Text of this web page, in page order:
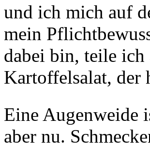
und ich mich auf
mein
dabei bin, teile ich
Kartoffelsalat, der
Eine Augenweide
aber nu.